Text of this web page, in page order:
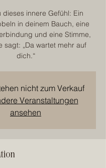
dieses innere Gefühl: Ein
in deinem Bauch, eine
und eine Stimme,
sagt: „Da wartet mehr auf
dich.“
nicht zum Verkauf
Veranstaltungen
ansehen